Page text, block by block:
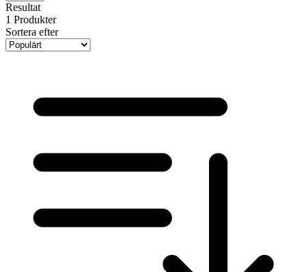
Resultat
1 Produkter
Sortera efter